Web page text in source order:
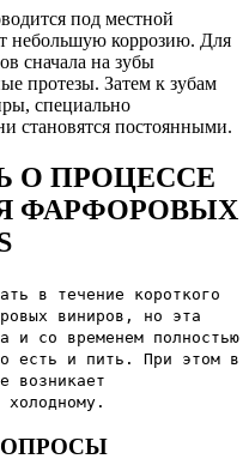
под местной
небольшую коррозию. Для
сначала на зубы
протезы. Затем к зубам
специально
становятся постоянными.
О ПРОЦЕССЕ
ФАРФОРОВЫХ
в течение короткого
виниров, но эта
и со временем полностью
есть и пить. При этом в
возникает
холодному.